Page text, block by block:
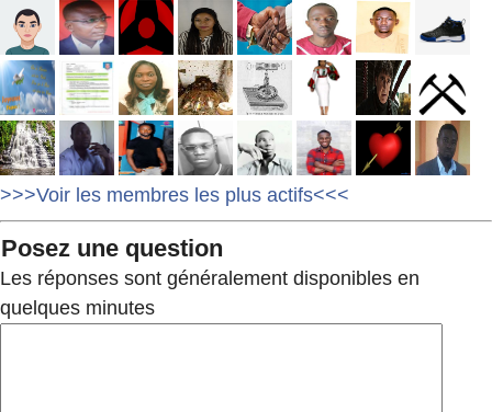
>>>Voir les membres les plus actifs<<<
Posez une question
Les réponses sont généralement disponibles en
quelques minutes